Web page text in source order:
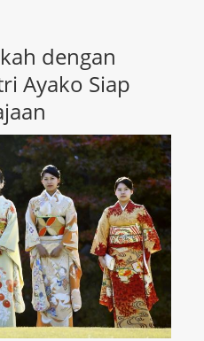
dengan
Ayako Siap